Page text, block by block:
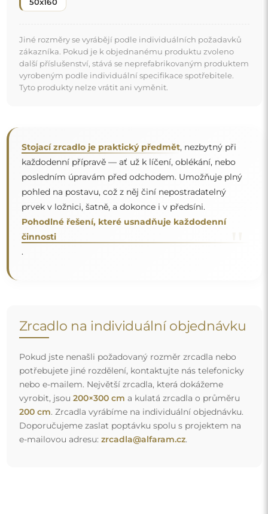
.
Zrcadlo na individuální objednávku
nebo e-mailem. Největší zrcadla, která dokážeme
vyrobit, jsou200×300 cma kulatá zrcadla o průměru
. Zrcadla vyrábíme na individuální objednávku.
Doporučujeme zaslat poptávku spolu s projektem na
e-mailovou adresu: zrcadla@alfaram.cz.
Nemusíte se starat o přepravu – postaráme se o to, aby
objednané zrcadlo dorazilo zcela bezpečně do vašich
rukou, a to úplně zdarma. Disponujeme vlastním vozovým
parkem a vyškoleným personálem, díky čemuž vám
můžeme zaručit, že zrcadlo dorazí v neporušeném stavu,
bez dodatečných nákladů. I když si objednáte zrcadlo
velkých rozměrů, můžete počítat s rychlým doručením.
Podívejte se, jak balíme naše zrcadla.